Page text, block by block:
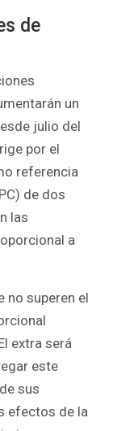
de
un
julio del
por el
referencia
de dos
las
a
no superen el
extra será
este
sus
efectos de la